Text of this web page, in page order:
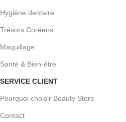
Hygiène dentaire
Trésors Coréens
Maquillage
Santé & Bien-être
SERVICE CLIENT
Pourquoi choisir Beauty Store
Contact